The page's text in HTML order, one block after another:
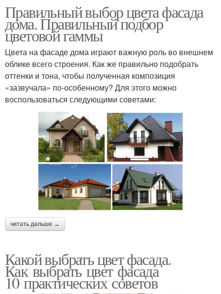
Правильный выбор цвета фасада
дома. Правильный подбор
цветовой гаммы
Цвета на фасаде дома играют важную роль во внешнем
облике всего строения. Как же правильно подобрать
оттенки и тона, чтобы полученная композиция
«зазвучала» по-особенному? Для этого можно
воспользоваться следующими советами:
читать дальше →
Какой выбрать цвет фасада.
Как выбрать цвет фасада
10 практических советов